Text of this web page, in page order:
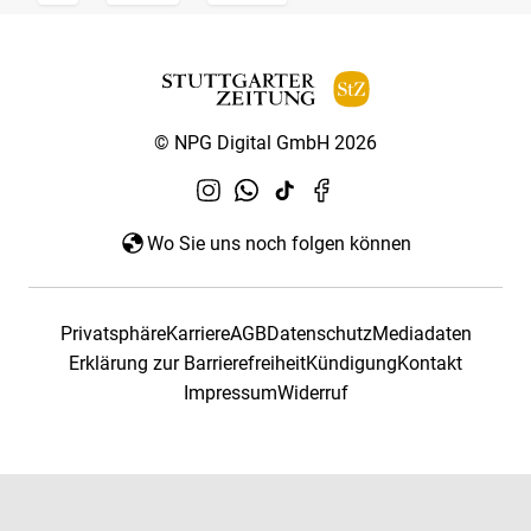
© NPG Digital GmbH 2026
Wo Sie uns noch folgen können
PrivatsphäreKarriereAGBDatenschutzMediadaten
Erklärung zur BarrierefreiheitKündigungKontakt
ImpressumWiderruf